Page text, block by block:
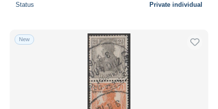
Status Private individual
New